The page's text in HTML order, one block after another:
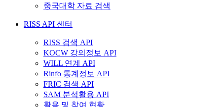
중국대학 자료 검색
RISS API 센터
RISS 검색 API
KOCW 강의정보 API
WILL 연계 API
Rinfo 통계정보 API
FRIC 검색 API
SAM 분석활용 API
활용 및 참여 현황